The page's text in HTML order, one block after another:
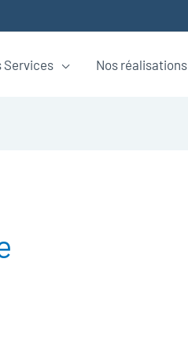
Services Nos réalisations